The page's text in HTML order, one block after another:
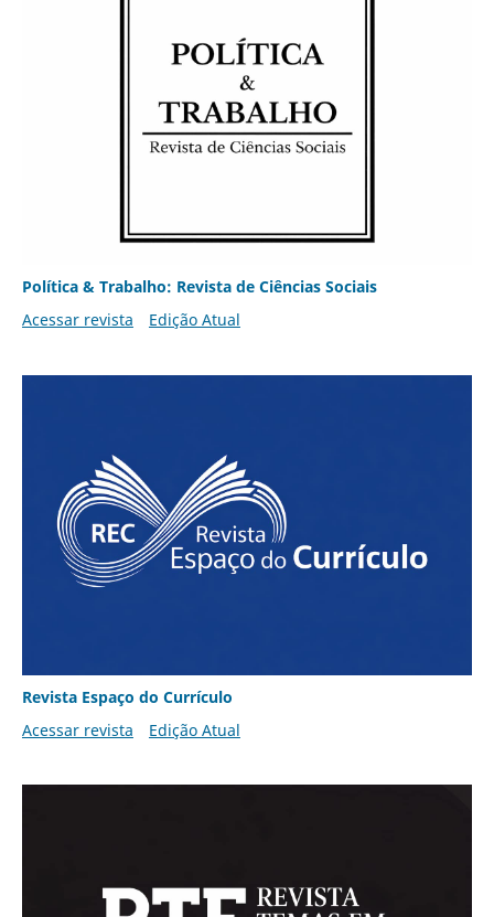
Política & Trabalho: Revista de Ciências Sociais
Acessar revista
Edição Atual
Revista Espaço do Currículo
Acessar revista
Edição Atual